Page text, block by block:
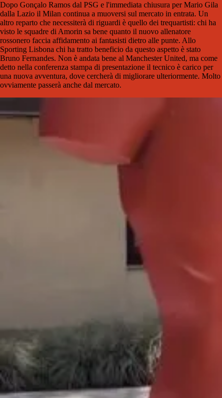
Dopo Gonçalo Ramos dal PSG e l'immediata chiusura per Mario Gila
dalla Lazio il Milan continua a muoversi sul mercato in entrata. Un
altro reparto che necessiterà di riguardi è quello dei trequartisti: chi ha
visto le squadre di Amorin sa bene quanto il nuovo allenatore
rossonero faccia affidamento ai fantasisti dietro alle punte. Allo
Sporting Lisbona chi ha tratto beneficio da questo aspetto è stato
Bruno Fernandes. Non è andata bene al Manchester United, ma come
detto nella conferenza stampa di presentazione il tecnico è carico per
una nuova avventura, dove cercherà di migliorare ulteriormente. Molto
ovviamente passerà anche dal mercato.